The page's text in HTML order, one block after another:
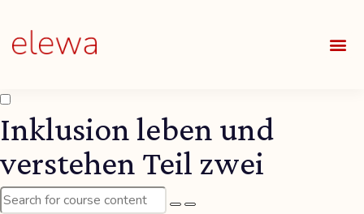
Inklusion leben und
verstehen Teil zwei